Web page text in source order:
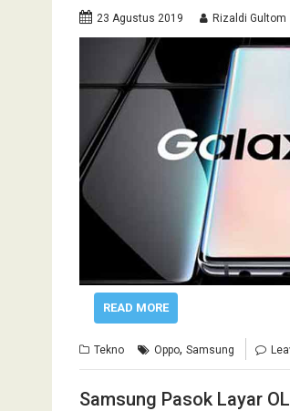
23 Agustus 2019 Rizaldi Gultom
READ MORE
Tekno Oppo, Samsung
Samsung Pasok Layar